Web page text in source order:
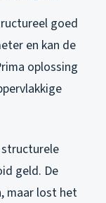
goed
en kan de
oplossing
geld. De
maar lost het